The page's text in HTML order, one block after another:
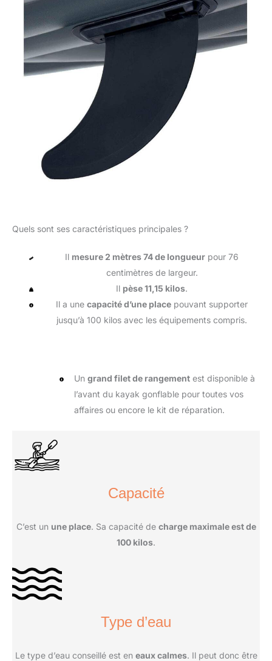
Quels sont ses caractéristiques principales ?
Il mesure 2 mètres 74 de longueur pour 76
centimètres de largeur.
Il pèse 11,15 kilos.
Il a une capacité d’une place pouvant supporter
jusqu’à 100 kilos avec les équipements compris.
Un grand filet de rangement est disponible à
l’avant du kayak gonflable pour toutes vos
affaires ou encore le kit de réparation.
Capacité
C’est un une place. Sa capacité de charge maximale est de
100 kilos.
Type d’eau
Le type d’eau conseillé est en eaux calmes. Il peut donc être